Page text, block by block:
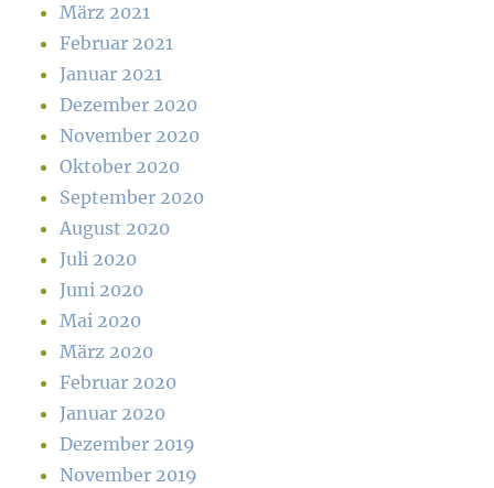
März 2021
Februar 2021
Januar 2021
Dezember 2020
November 2020
Oktober 2020
September 2020
August 2020
Juli 2020
Juni 2020
Mai 2020
März 2020
Februar 2020
Januar 2020
Dezember 2019
November 2019